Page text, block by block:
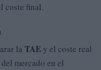
coste final.
la TAE y el coste real
mercado en el